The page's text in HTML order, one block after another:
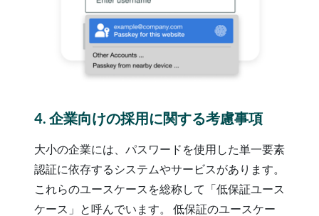
4. 企業向けの採用に関する考慮事項
大小の企業には、パスワードを使用した単一要素
認証に依存するシステムやサービスがあります。
これらのユースケースを総称して「低保証ユース
ケース」と呼んでいます。 低保証のユースケー